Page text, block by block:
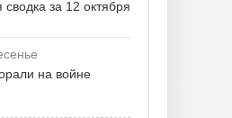
за 12 октября
на войне